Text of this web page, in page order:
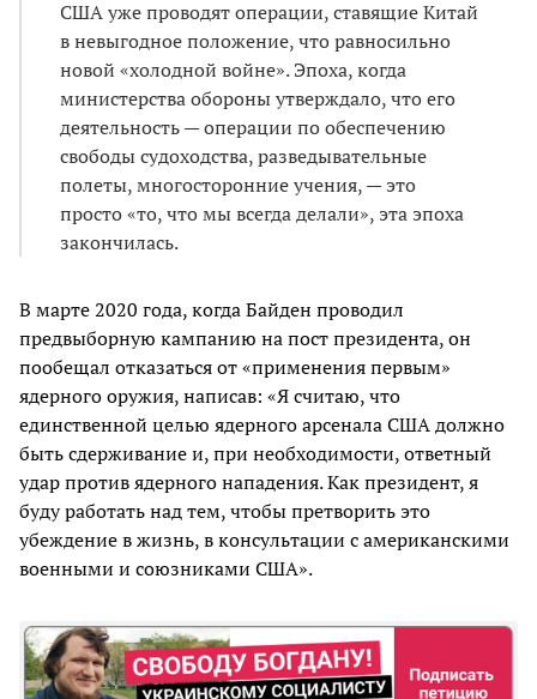
США уже проводят операции, ставящие Китай
в невыгодное положение, что равносильно
новой «холодной войне». Эпоха, когда
министерства обороны утверждало, что его
деятельность — операции по обеспечению
свободы судоходства, разведывательные
полеты, многосторонние учения, — это
просто «то, что мы всегда делали», эта эпоха
закончилась.
В марте 2020 года, когда Байден проводил
предвыборную кампанию на пост президента, он
пообещал отказаться от «применения первым»
ядерного оружия, написав: «Я считаю, что
единственной целью ядерного арсенала США должно
быть сдерживание и, при необходимости, ответный
удар против ядерного нападения. Как президент, я
буду работать над тем, чтобы претворить это
убеждение в жизнь, в консультации с американскими
военными и союзниками США».